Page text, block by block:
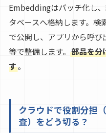
Embeddingはバッチ化し
タベースへ格納します。検
で公開し、アプリから呼
等で整備します。 部品を分
す。
クラウドで役割分担
査）をどう切る？